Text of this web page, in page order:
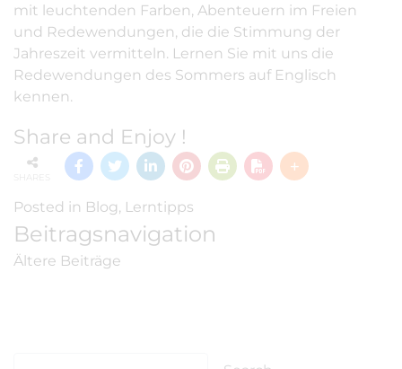
mit leuchtenden Farben, Abenteuern im Freien
und Redewendungen, die die Stimmung der
Jahreszeit vermitteln. Lernen Sie mit uns die
Redewendungen des Sommers auf Englisch
kennen.
Share and Enjoy !
Posted in Blog, Lerntipps
Beitragsnavigation
Ältere Beiträge